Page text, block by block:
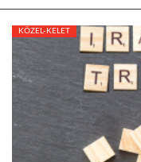
KÖZEL-KELET
KÖZEL-KELET